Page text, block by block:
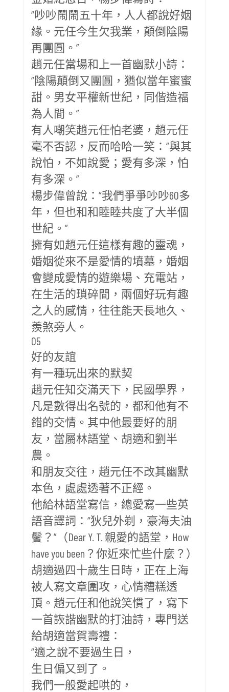
“吵吵鬧鬧五十年，人人都說好姻
緣。元任今生欠我業，顛倒陰陽
再團圓。”
趙元任當場和上一首幽默小詩：
“陰陽顛倒又團圓，猶似當年蜜蜜
甜。男女平權新世紀，同偕造福
為人間。”
有人嘲笑趙元任怕老婆，趙元任
毫不否認，反而哈哈一笑：“與其
說怕，不如說愛；愛有多深，怕
有多深。”
楊步偉曾說：“我們爭爭吵吵60多
年，但也和和睦睦共度了大半個
世紀。”
擁有如趙元任這樣有趣的靈魂，
婚姻從來不是愛情的墳墓，婚姻
會變成愛情的遊樂場、充電站，
在生活的瑣碎間，兩個好玩有趣
之人的感情，往往能天長地久、
羨煞旁人。
05
好的友誼
有一種玩出來的默契
趙元任知交滿天下，民國學界，
凡是數得出名號的，都和他有不
錯的交情。其中他最要好的朋
友，當屬林語堂、胡適和劉半
農。
和朋友交往，趙元任不改其幽默
本色，處處透著不正經。
他給林語堂寫信，總愛寫一些英
語音譯詞：“狄兒外剃，豪海夫油
鬢？”（Dear Y. T. 親愛的語堂，How
have you been？你近來忙些什麼？）
胡適過四十歲生日時，正在上海
被人寫文章圍攻，心情糟糕透
頂。趙元任和他說笑慣了，寫下
一首詼諧幽默的打油詩，專門送
給胡適當賀壽禮：
“適之說不要過生日，
生日偏又到了。
我們一般愛起哄的，